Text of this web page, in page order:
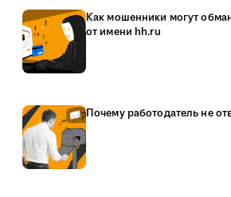
Как мошенники могут
от имени hh.ru
Почему работодатель не